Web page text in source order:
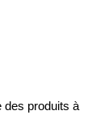
des produits à